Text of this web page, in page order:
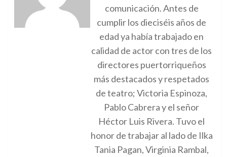
comunicación. Antes de
cumplir los dieciséis años de
edad ya había trabajado en
calidad de actor con tres de los
directores puertorriqueños
más destacados y respetados
de teatro; Victoria Espinoza,
Pablo Cabrera y el señor
Héctor Luis Rivera. Tuvo el
honor de trabajar al lado de Ilka
Tania Pagan, Virginia Rambal,